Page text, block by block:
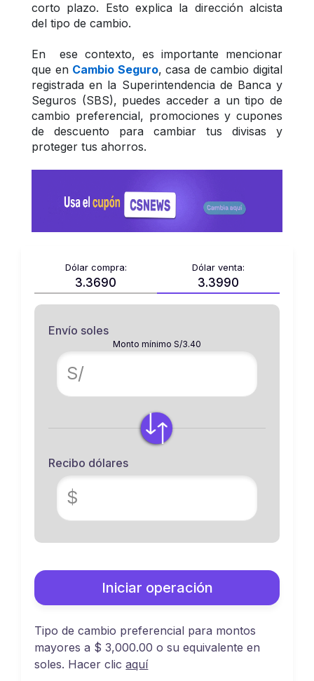
corto plazo. Esto explica la dirección alcista
del tipo de cambio.
En  ese contexto, es importante mencionar
que en Cambio Seguro, casa de cambio digital
registrada en la Superintendencia de Banca y
Seguros (SBS), puedes acceder a un tipo de
cambio preferencial, promociones y cupones
de descuento para cambiar tus divisas y
proteger tus ahorros.
Dólar compra:
3.3690
Dólar venta:
3.3990
Envío soles
Monto mínimo S/3.40
S/
Recibo dólares
$
Iniciar operación
Tipo de cambio preferencial para montos
mayores a $ 3,000.00 o su equivalente en
soles. Hacer clicaquí